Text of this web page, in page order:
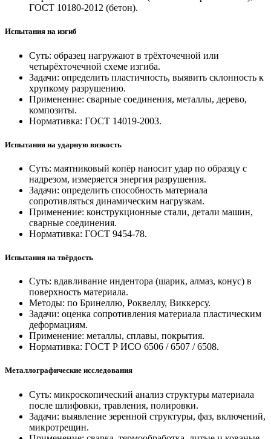
ГОСТ 10180-2012 (бетон).
Испытания на изгиб
Суть: образец нагружают в трёхточечной или
четырёхточечной схеме изгиба.
Задачи: определить пластичность, выявить склонность к
хрупкому разрушению.
Применение: сварные соединения, металлы, дерево,
композиты.
Нормативка: ГОСТ 14019-2003.
Испытания на ударную вязкость
Суть: маятниковый копёр наносит удар по образцу с
надрезом, измеряется энергия разрушения.
Задачи: определить способность материала
сопротивляться динамическим нагрузкам.
Применение: конструкционные стали, детали машин,
сварные соединения.
Нормативка: ГОСТ 9454-78.
Испытания на твёрдость
Суть: вдавливание индентора (шарик, алмаз, конус) в
поверхность материала.
Методы: по Бринеллю, Роквеллу, Виккерсу.
Задачи: оценка сопротивления материала пластическим
деформациям.
Применение: металлы, сплавы, покрытия.
Нормативка: ГОСТ Р ИСО 6506 / 6507 / 6508.
Металлографические исследования
Суть: микроскопический анализ структуры материала
после шлифовки, травления, полировки.
Задачи: выявление зеренной структуры, фаз, включений,
микротрещин.